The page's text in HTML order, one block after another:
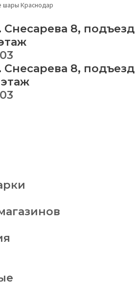
шары Краснодар
Снесарева 8, подъезд
Снесарева 8, подъезд